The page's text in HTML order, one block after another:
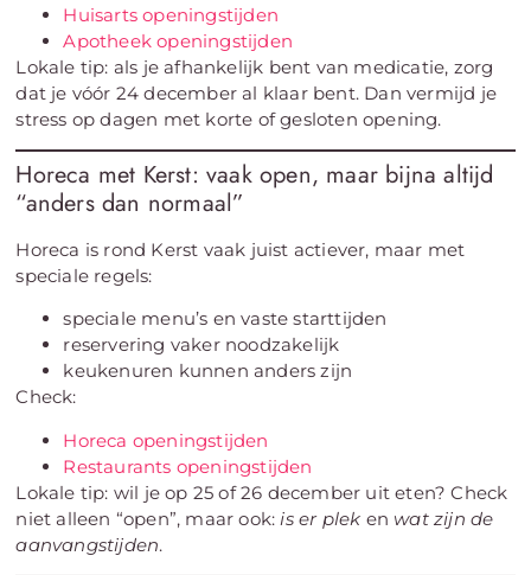
Huisarts openingstijden
Apotheek openingstijden
Lokale tip: als je afhankelijk bent van medicatie, zorg
dat je vóór 24 december al klaar bent. Dan vermijd je
stress op dagen met korte of gesloten opening.
Horeca met Kerst: vaak open, maar bijna altijd
“anders dan normaal”
Horeca is rond Kerst vaak juist actiever, maar met
speciale regels:
speciale menu’s en vaste starttijden
reservering vaker noodzakelijk
keukenuren kunnen anders zijn
Check:
Horeca openingstijden
Restaurants openingstijden
Lokale tip: wil je op 25 of 26 december uit eten? Check
niet alleen “open”, maar ook: is er plek en wat zijn de
aanvangstijden.